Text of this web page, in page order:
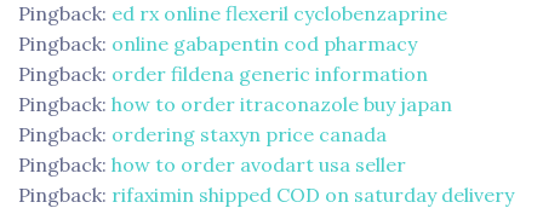
Pingback: ed rx online flexeril cyclobenzaprine
Pingback: online gabapentin cod pharmacy
Pingback: order fildena generic information
Pingback: how to order itraconazole buy japan
Pingback: ordering staxyn price canada
Pingback: how to order avodart usa seller
Pingback: rifaximin shipped COD on saturday delivery